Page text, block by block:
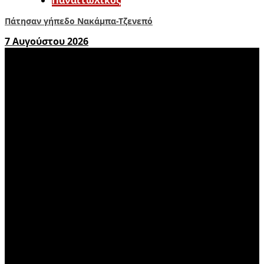
Πάτησαν γήπεδο Νακάμπα-Τζενεπό
7 Αυγούστου 2026